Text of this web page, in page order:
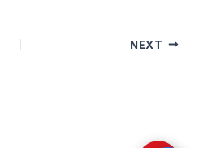
NEXT